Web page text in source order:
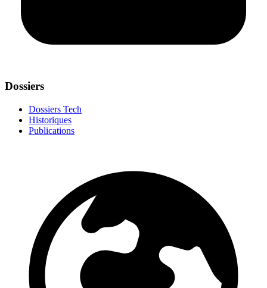
Dossiers
Dossiers Tech
Historiques
Publications